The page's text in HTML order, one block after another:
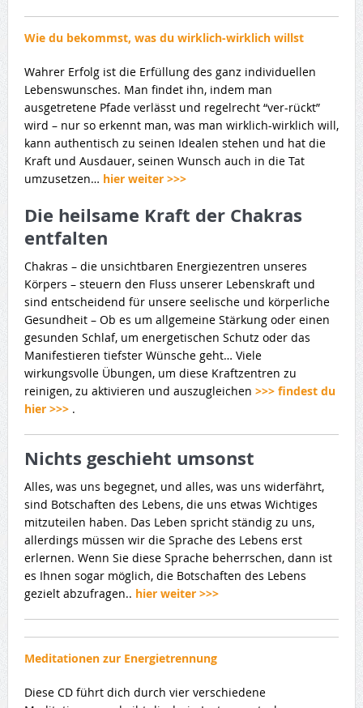
Wie du bekommst, was du wirklich-wirklich willst
Wahrer Erfolg ist die Erfüllung des ganz individuellen
Lebenswunsches. Man findet ihn, indem man
ausgetretene Pfade verlässt und regelrecht “ver-rückt”
wird – nur so erkennt man, was man wirklich-wirklich will,
kann authentisch zu seinen Idealen stehen und hat die
Kraft und Ausdauer, seinen Wunsch auch in die Tat
umzusetzen… hier weiter >>>
Die heilsame Kraft der Chakras
entfalten
Chakras – die unsichtbaren Energiezentren unseres
Körpers – steuern den Fluss unserer Lebenskraft und
sind entscheidend für unsere seelische und körperliche
Gesundheit – Ob es um allgemeine Stärkung oder einen
gesunden Schlaf, um energetischen Schutz oder das
Manifestieren tiefster Wünsche geht… Viele
wirkungsvolle Übungen, um diese Kraftzentren zu
reinigen, zu aktivieren und auszugleichen >>> findest du
hier >>> .
Nichts geschieht umsonst
Alles, was uns begegnet, und alles, was uns widerfährt,
sind Botschaften des Lebens, die uns etwas Wichtiges
mitzuteilen haben. Das Leben spricht ständig zu uns,
allerdings müssen wir die Sprache des Lebens erst
erlernen. Wenn Sie diese Sprache beherrschen, dann ist
es Ihnen sogar möglich, die Botschaften des Lebens
gezielt abzufragen.. hier weiter >>>
Meditationen zur Energietrennung
Diese CD führt dich durch vier verschiedene